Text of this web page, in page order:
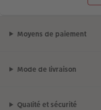
Moyens de paiement
Mode de livraison
Qualité et sécurité